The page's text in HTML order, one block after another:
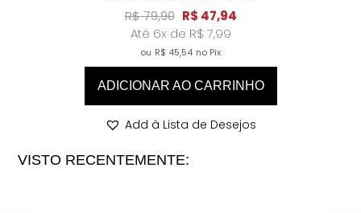
R$79,90 R$ 47,94
Até 6x de R$ 7,99
ou R$ 45,54 no Pix
ADICIONAR AO CARRINHO
Add à Lista de Desejos
VISTO RECENTEMENTE: